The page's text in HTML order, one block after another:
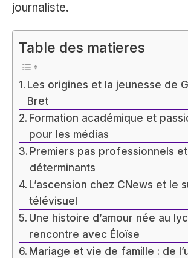
journaliste.
Table des matieres
Les origines et la jeunesse de
Bret
Formation académique et
pour les médias
Premiers pas professionnels
déterminants
L’ascension chez CNews et le
télévisuel
Une histoire d’amour née au
rencontre avec Éloïse
Mariage et vie de famille : de